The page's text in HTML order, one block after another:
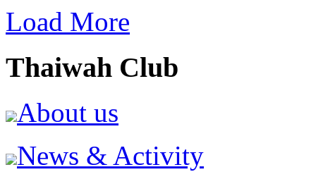
Load More
Thaiwah Club
About us
News & Activity